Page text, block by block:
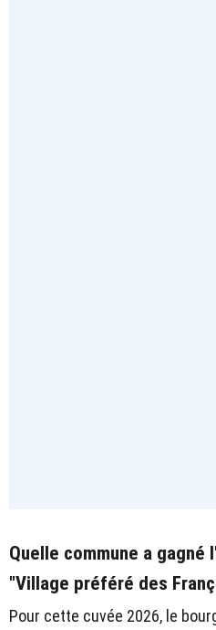
Quelle commune a gagné
"Village préféré des
Pour cette cuvée 2026, le